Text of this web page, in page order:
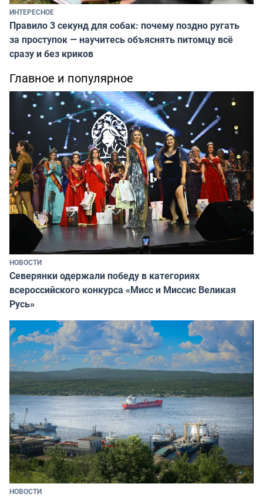
ИНТЕРЕСНОЕ
Правило 3 секунд для собак: почему поздно ругать
за проступок — научитесь объяснять питомцу всё
сразу и без криков
Главное и популярное
НОВОСТИ
Северянки одержали победу в категориях
всероссийского конкурса «Мисс и Миссис Великая
Русь»
НОВОСТИ